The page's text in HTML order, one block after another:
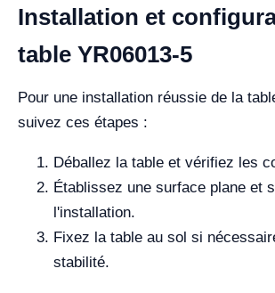
Installation et
table YR06013-5
Pour une installation réussie de la
suivez ces étapes :
Déballez la table et vérifiez les
Établissez une surface plane et
l'installation.
Fixez la table au sol si
stabilité.